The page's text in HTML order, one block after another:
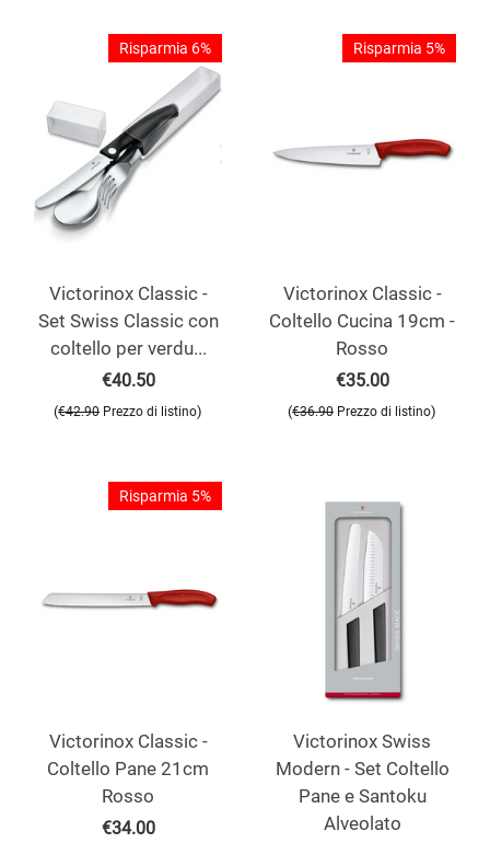
Risparmia 6%
Victorinox Classic -
Set Swiss Classic con
coltello per verdu...
€40.50
(€42.90 Prezzo di listino)
Risparmia 5%
Victorinox Classic -
Coltello Cucina 19cm -
Rosso
€35.00
(€36.90 Prezzo di listino)
Risparmia 5%
Victorinox Classic -
Coltello Pane 21cm
Rosso
€34.00
Victorinox Swiss
Modern - Set Coltello
Pane e Santoku
Alveolato